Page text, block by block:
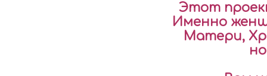
Этот
Именно
Матери,